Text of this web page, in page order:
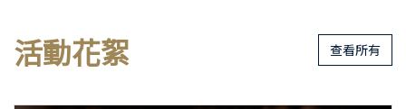
活動花絮 查看所有